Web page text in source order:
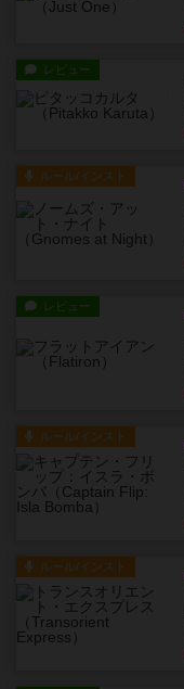
レビュー
ルール/インスト
レビュー
ルール/インスト
ルール/インスト